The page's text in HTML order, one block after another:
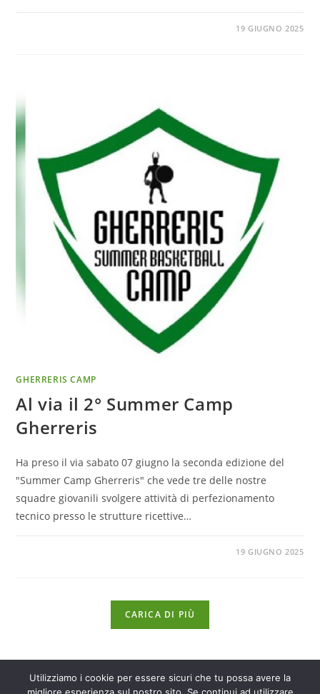
19 GIUGNO 2025
GHERRERIS CAMP
Al via il 2° Summer Camp
Gherreris
Ha preso il via sabato 07 giugno la seconda edizione del
"Summer Camp Gherreris" che vede tre delle nostre
squadre giovanili svolgere attività di perfezionamento
tecnico presso le strutture ricettive…
19 GIUGNO 2025
CARICA DI PIÙ
Utilizziamo i cookie per essere sicuri che tu possa avere la